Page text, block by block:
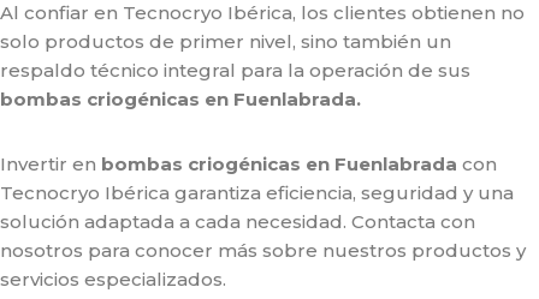
Al confiar en Tecnocryo Ibérica, los clientes obtienen no
solo productos de primer nivel, sino también un
respaldo técnico integral para la operación de sus
bombas criogénicas en Fuenlabrada.
Invertir en bombas criogénicas en Fuenlabrada con
Tecnocryo Ibérica garantiza eficiencia, seguridad y una
solución adaptada a cada necesidad. Contacta con
nosotros para conocer más sobre nuestros productos y
servicios especializados.